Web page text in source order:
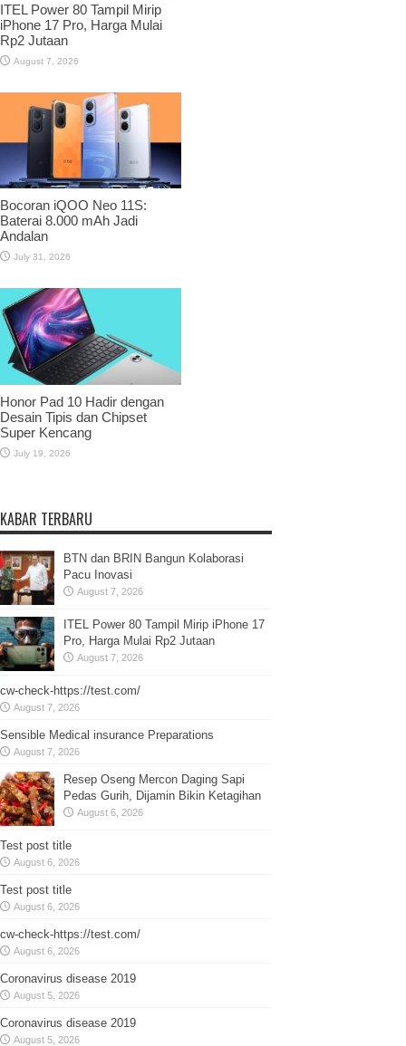
ITEL Power 80 Tampil Mirip
iPhone 17 Pro, Harga Mulai
Rp2 Jutaan
August 7, 2026
Bocoran iQOO Neo 11S:
Baterai 8.000 mAh Jadi
Andalan
July 31, 2026
Honor Pad 10 Hadir dengan
Desain Tipis dan Chipset
Super Kencang
July 19, 2026
KABAR TERBARU
BTN dan BRIN Bangun Kolaborasi
Pacu Inovasi
August 7, 2026
ITEL Power 80 Tampil Mirip iPhone 17
Pro, Harga Mulai Rp2 Jutaan
August 7, 2026
cw-check-https://test.com/
August 7, 2026
Sensible Medical insurance Preparations
August 7, 2026
Resep Oseng Mercon Daging Sapi
Pedas Gurih, Dijamin Bikin Ketagihan
August 6, 2026
Test post title
August 6, 2026
Test post title
August 6, 2026
cw-check-https://test.com/
August 6, 2026
Coronavirus disease 2019
August 5, 2026
Coronavirus disease 2019
August 5, 2026